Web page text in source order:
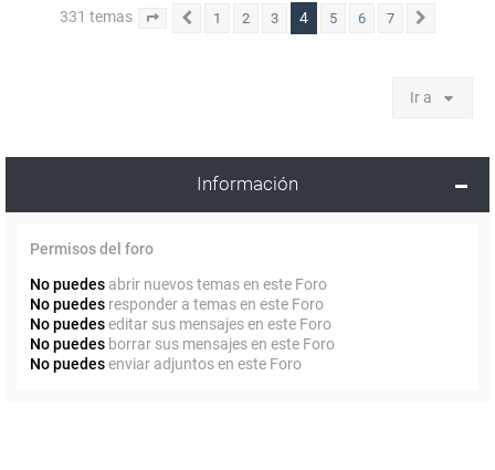
331 temas Página 4de 7
Anterior
1 2 3 4 5 6 7
Ir a
Información
Permisos del foro
No puedes abrir nuevos temas en este Foro
No puedes responder a temas en este Foro
No puedeseditar sus mensajes en este Foro
No puedes borrar sus mensajes en este Foro
No puedesenviar adjuntos en este Foro